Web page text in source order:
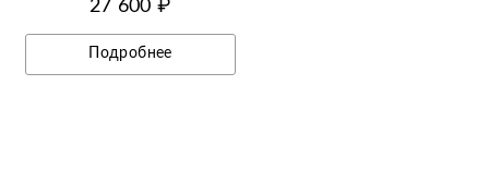
27 600 ₽
Подробнее